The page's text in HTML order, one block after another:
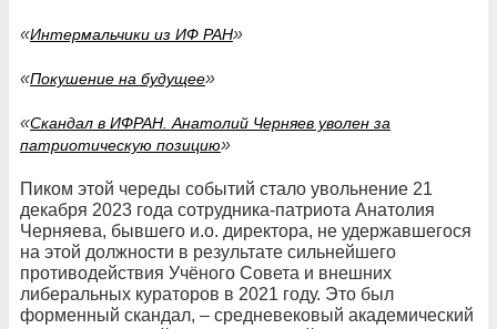
«Интермальчики из ИФ РАН»
«Покушение на будущее»
«Скандал в ИФРАН. Анатолий Черняев уволен за
патриотическую позицию»
Пиком этой череды событий стало увольнение 21
декабря 2023 года сотрудника-патриота Анатолия
Черняева, бывшего и.о. директора, не удержавшегося
на этой должности в результате сильнейшего
противодействия Учёного Совета и внешних
либеральных кураторов в 2021 году. Это был
форменный скандал, – средневековый академический